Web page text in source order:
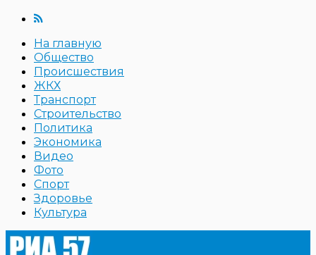
На главную
Общество
Происшествия
ЖКХ
Транспорт
Строительство
Политика
Экономика
Видео
Фото
Спорт
Здоровье
Культура